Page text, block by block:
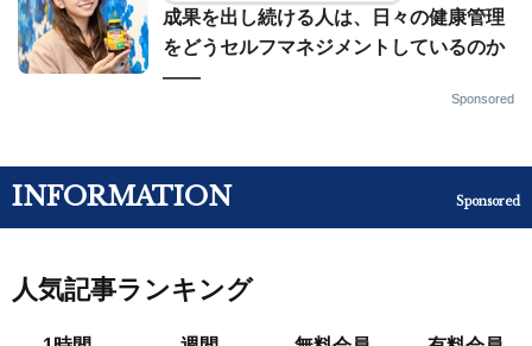
成果を出し続ける人は、日々の健康管理
をどうセルフマネジメントしているのか
——
Sponsored
INFORMATION Sponsored
人気記事ランキング